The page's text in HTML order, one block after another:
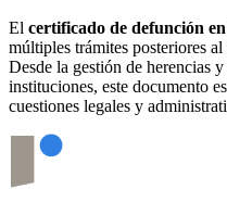
El certificado de defunción en
múltiples trámites posteriores
Desde la gestión de herencias
instituciones, este documento
cuestiones legales y